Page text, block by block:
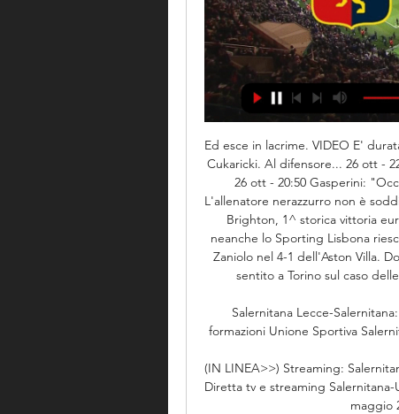
Ed esce in lacrime. VIDEO E'
Cukaricki. Al difensore... 26 ott -
26 ott - 20:50 Gasperini:
L'allenatore nerazzurro non è
Brighton, 1^ storica vittoria
neanche lo Sporting Lisbona
Zaniolo nel 4-1 dell'Aston Villa.
sentito a Torino sul caso
Salernitana Lecce-
formazioni Unione Sportiva
(IN LINEA>>) Streaming:
Diretta tv e streaming
maggio